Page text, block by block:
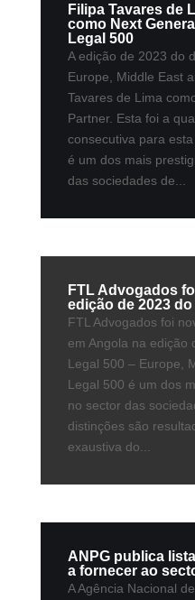
Filipa Tavares de
como Next
Legal 500
A edição de 2023 do
Europe, Middle East
Tavares de Lima
Partner. Esta foi a
consecutiva para
é um dos mais
das sociedades de...
FTL Advogados
edição de 2023
FTL Advogados foi
em Angola na edição
Legal 500 – Europe,
Legal 500 é um dos
no sector das
distinções são
exaustiva do...
ANPG publica
a fornecer ao
A Agência Nacional